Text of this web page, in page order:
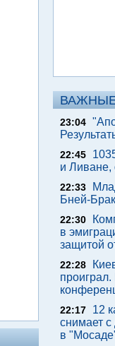
23:04
22:45
и Ливане,
22:33
Бней-
22:30
в
защитой
22:28
проиграл.
22:17
12
снимает с
в